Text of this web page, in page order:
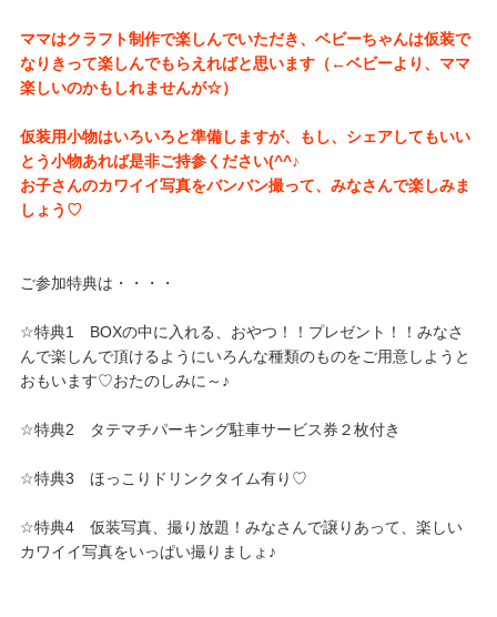
ママはクラフト制作で楽しんでいただき、ベビーちゃんは仮装で
なりきって楽しんでもらえればと思います（←ベビーより、ママ
楽しいのかもしれませんが☆）
仮装用小物はいろいろと準備しますが、もし、シェアしてもいい
とう小物あれば是非ご持参ください(^^♪
お子さんのカワイイ写真をバンバン撮って、みなさんで楽しみま
しょう♡
ご参加特典は・・・・
☆特典1 BOXの中に入れる、おやつ！！プレゼント！！みなさ
んで楽しんで頂けるようにいろんな種類のものをご用意しようと
おもいます♡おたのしみに～♪
☆特典2 タテマチパーキング駐車サービス券２枚付き
☆特典3 ほっこりドリンクタイム有り♡
☆特典4 仮装写真、撮り放題！みなさんで譲りあって、 楽しい
カワイイ写真をいっぱい撮りましょ♪